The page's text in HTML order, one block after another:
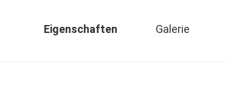
Eigenschaften Galerie